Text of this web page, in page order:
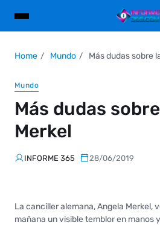
Home Mundo Más dudas sobre
Mundo
Más dudas
Merkel
INFORME 365 28/06/2019
La canciller alemana, Angela Merkel,
mañana un visible temblor en manos